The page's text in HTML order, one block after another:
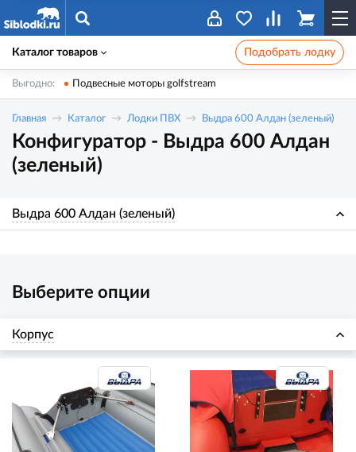
Каталог товаров Подобрать лодку
Выгодно: Подвесные моторы golfstream
Главная Каталог Лодки ПВХ Выдра 600 Алдан (зеленый)
Конфигуратор - Выдра 600 Алдан
(зеленый)
Выдра 600 Алдан (зеленый)
Выберите опции
Корпус